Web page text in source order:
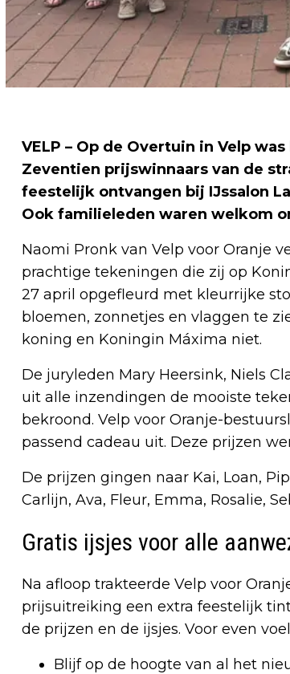
VELP – Op de Overtuin in Velp
Zeventien prijswinnaars van de
feestelijk ontvangen bij IJssalon
Ook familieleden waren welkom
Naomi Pronk van Velp voor Oranje
prachtige tekeningen die zij op
27 april opgefleurd met kleurrijke
bloemen, zonnetjes en vlaggen te
koning en Koningin Máxima niet.
De juryleden Mary Heersink, Niels
uit alle inzendingen de mooiste
bekroond. Velp voor Oranje-
passend cadeau uit. Deze prijzen
De prijzen gingen naar Kai, Loan,
Carlijn, Ava, Fleur, Emma, Rosalie,
Gratis ijsjes voor alle
Na afloop trakteerde Velp voor
prijsuitreiking een extra feestelijk
de prijzen en de ijsjes. Voor even
Blijf op de hoogte van al het